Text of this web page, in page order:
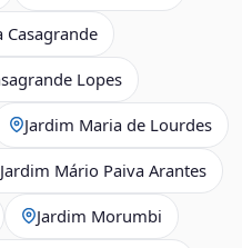
Casagrande
Lopes
Jardim Maria de Lourdes
Jardim Mário Paiva Arantes
Jardim Morumbi